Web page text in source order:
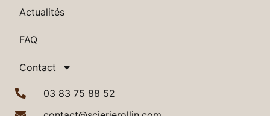
Actualités
FAQ
Contact
03 83 75 88 52